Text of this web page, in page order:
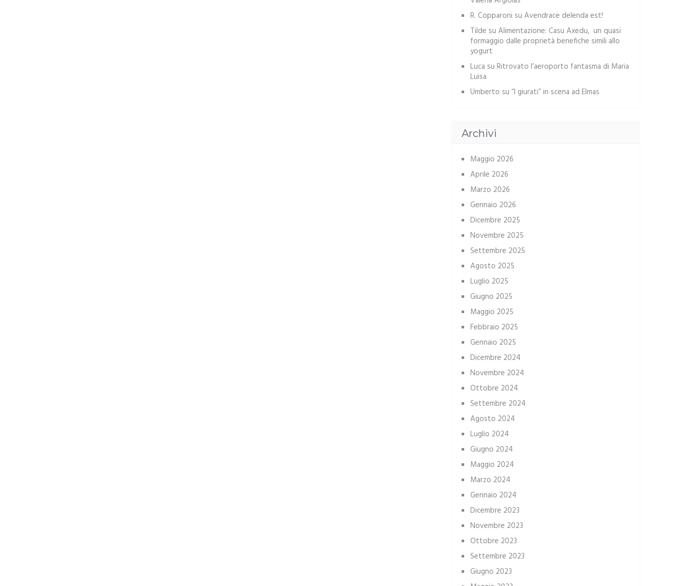
R. Copparoni su Avendrace delenda est!
Tilde su Alimentazione: Casu Axedu, un quasi
formaggio dalle proprietà benefiche simili allo
yogurt
Luca su Ritrovato l’aeroporto fantasma di Maria
Luisa
Umberto su “I giurati” in scena ad Elmas
Archivi
Maggio 2026
Aprile 2026
Marzo 2026
Gennaio 2026
Dicembre 2025
Novembre 2025
Settembre 2025
Agosto 2025
Luglio 2025
Giugno 2025
Maggio 2025
Febbraio 2025
Gennaio 2025
Dicembre 2024
Novembre 2024
Ottobre 2024
Settembre 2024
Agosto 2024
Luglio 2024
Giugno 2024
Maggio 2024
Marzo 2024
Gennaio 2024
Dicembre 2023
Novembre 2023
Ottobre 2023
Settembre 2023
Giugno 2023